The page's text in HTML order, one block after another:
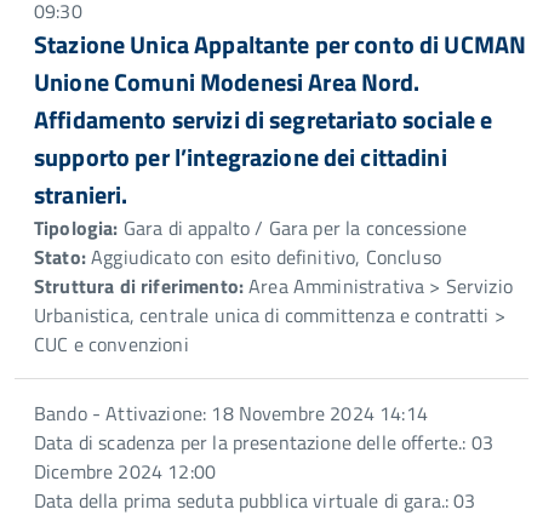
09:30
Stazione Unica Appaltante per conto di UCMAN
Unione Comuni Modenesi Area Nord.
Affidamento servizi di segretariato sociale e
supporto per l’integrazione dei cittadini
stranieri.
Tipologia: Gara di appalto / Gara per la concessione
Stato:Aggiudicato con esito definitivo, Concluso
Struttura di riferimento:Area Amministrativa > Servizio
Urbanistica, centrale unica di committenza e contratti >
CUC e convenzioni
Bando - Attivazione: 18 Novembre 2024 14:14
Data di scadenza per la presentazione delle offerte.: 03
Dicembre 2024 12:00
Data della prima seduta pubblica virtuale di gara.: 03